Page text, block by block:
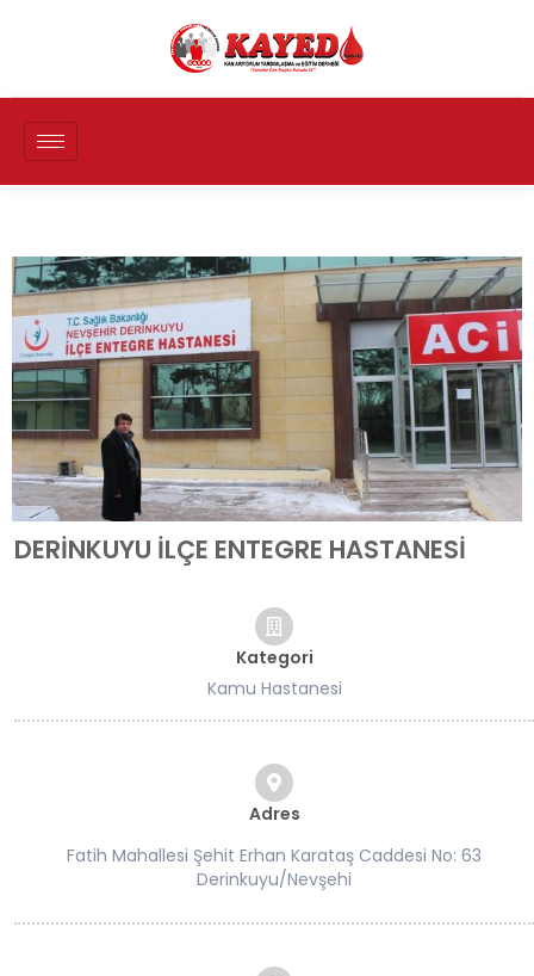
DERİNKUYU İLÇE ENTEGRE HASTANESİ
Kategori
Kamu Hastanesi
Adres
Fatih Mahallesi Şehit Erhan Karataş Caddesi No: 63
Derinkuyu/Nevşehi